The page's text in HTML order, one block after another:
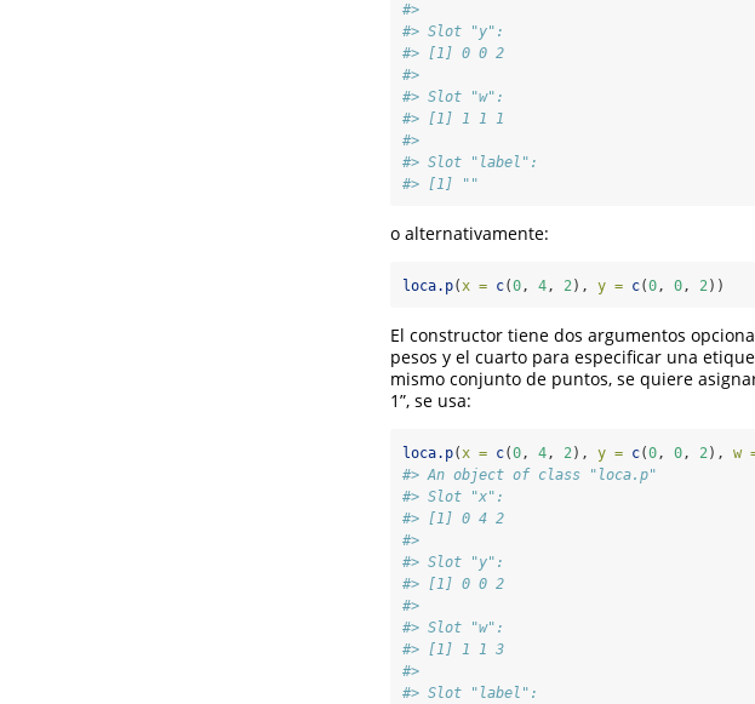
#>
#> Slot "y":
#> [1] 0 0 2
#>
#> Slot "w":
#> [1] 1 1 1
#>
#> Slot "label":
#> [1] ""
o alternativamente:
loca.p(x = c(0, 4, 2), y = c(0, 0, 2))
El constructor tiene dos argumentos
pesos y el cuarto para especificar una
mismo conjunto de puntos, se quiere
1”, se usa:
loca.p(x = c(0, 4, 2), y = c(0, 0, 2), w
#> An object of class "loca.p"
#> Slot "x":
#> [1] 0 4 2
#>
#> Slot "y":
#> [1] 0 0 2
#>
#> Slot "w":
#> [1] 1 1 3
#>
#> Slot "label":